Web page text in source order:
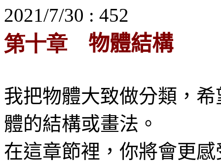
2021/7/30 : 452
第十章 物體結構
我把物體大致做分類，
體的結構或畫法。
在這章節裡，你將會更